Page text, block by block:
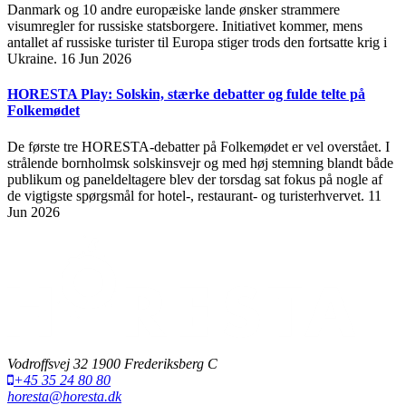
Danmark og 10 andre europæiske lande ønsker strammere
visumregler for russiske statsborgere. Initiativet kommer, mens
antallet af russiske turister til Europa stiger trods den fortsatte krig i
Ukraine. 16 Jun 2026
HORESTA Play: Solskin, stærke debatter og fulde telte på
Folkemødet
De første tre HORESTA-debatter på Folkemødet er vel overstået. I
strålende bornholmsk solskinsvejr og med høj stemning blandt både
publikum og paneldeltagere blev der torsdag sat fokus på nogle af
de vigtigste spørgsmål for hotel-, restaurant- og turisterhvervet. 11
Jun 2026
Vodroffsvej 32 1900 Frederiksberg C
+45 35 24 80 80
horesta@horesta.dk